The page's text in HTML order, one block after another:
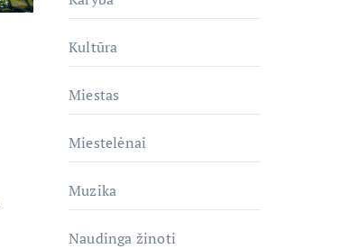
Kultūra
Miestas
Miestelėnai
Muzika
Naudinga žinoti